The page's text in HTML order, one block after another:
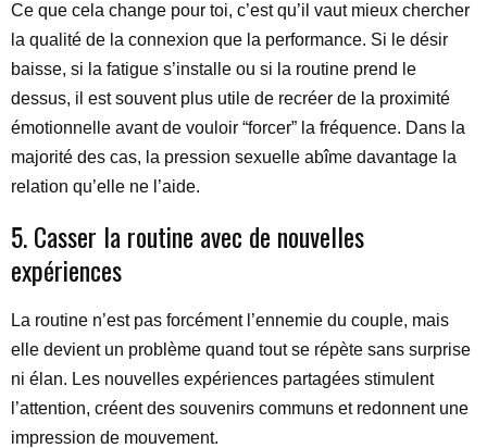
Ce que cela change pour toi, c’est qu’il vaut mieux chercher
la qualité de la connexion que la performance. Si le désir
baisse, si la fatigue s’installe ou si la routine prend le
dessus, il est souvent plus utile de recréer de la proximité
émotionnelle avant de vouloir “forcer” la fréquence. Dans la
majorité des cas, la pression sexuelle abîme davantage la
relation qu’elle ne l’aide.
5. Casser la routine avec de nouvelles
expériences
La routine n’est pas forcément l’ennemie du couple, mais
elle devient un problème quand tout se répète sans surprise
ni élan. Les nouvelles expériences partagées stimulent
l’attention, créent des souvenirs communs et redonnent une
impression de mouvement.